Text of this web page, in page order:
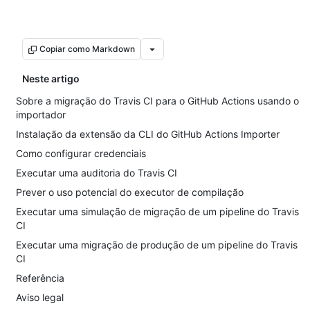
Copiar como Markdown
Neste artigo
Sobre a migração do Travis CI para o GitHub Actions usando o
importador
Instalação da extensão da CLI do GitHub Actions Importer
Como configurar credenciais
Executar uma auditoria do Travis CI
Prever o uso potencial do executor de compilação
Executar uma simulação de migração de um pipeline do Travis
CI
Executar uma migração de produção de um pipeline do Travis
CI
Referência
Aviso legal